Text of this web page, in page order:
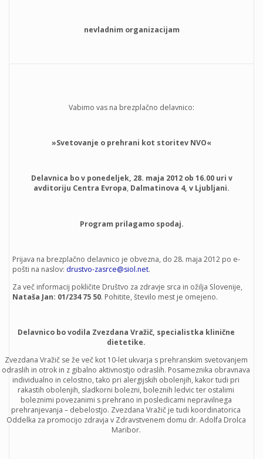
nevladnim organizacijam
Vabimo vas na brezplačno delavnico:
»Svetovanje o prehrani kot storitev NVO«
Delavnica bo v ponedeljek, 28. maja 2012 ob 16.00 uri v
avditoriju Centra Evropa, Dalmatinova 4, v Ljubljani.
Program prilagamo spodaj.
Prijava na brezplačno delavnico je obvezna, do 28. maja 2012 po e-
pošti na naslov: drustvo-zasrce@siol.net.
Za več informacij pokličite Društvo za zdravje srca in ožilja Slovenije,
Nataša Jan: 01/234 75 50. Pohitite, število mest je omejeno.
Delavnico bo vodila Zvezdana Vražič, specialistka klinične
dietetike.
Zvezdana Vražič se že več kot 10-let ukvarja s prehranskim svetovanjem
odraslih in otrok in z gibalno aktivnostjo odraslih. Posameznika obravnava
individualno in celostno, tako pri alergijskih obolenjih, kakor tudi pri
rakastih obolenjih, sladkorni bolezni, boleznih ledvic ter ostalimi
boleznimi povezanimi s prehrano in posledicami nepravilnega
prehranjevanja – debelostjo. Zvezdana Vražič je tudi koordinatorica
Oddelka za promocijo zdravja v Zdravstvenem domu dr. Adolfa Drolca
Maribor.